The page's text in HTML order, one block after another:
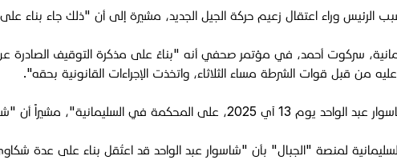
الرئيس وراء اعتقال زعيم حركة الجيل الجديد، مشيرة إلى أن "ذلك جاء
من قبل قوات الشرطة مساء الثلاثاء، واتخذت الإجراءات القانونية بحقه".
الواحد محتجز حالياً، وقد اتُخذت جميع الإجراءات القانونية بحقه".
لمنصة "الجبال" بأن "شاسوار عبد الواحد قد اعتُقل بناء على